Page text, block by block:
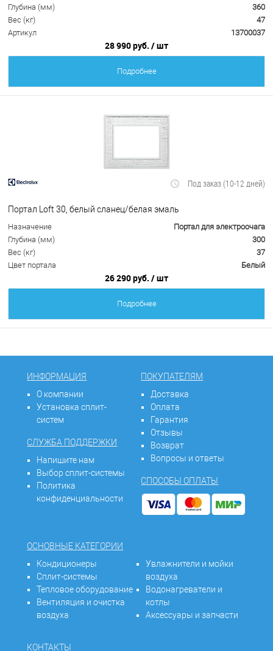
Глубина (мм)
360
Вес (кг)
47
Артикул
13700037
28 990 руб. / шт
Подробнее
Под заказ (10-12 дней)
Портал Loft 30, белый сланец/белая эмаль
Назначение
Портал для электроочага
Глубина (мм)
300
Вес (кг)
37
Цвет портала
Белый
26 290 руб. / шт
Подробнее
ИНФОРМАЦИЯ
О компании
Установка сплит-
систем
СЛУЖБА ПОДДЕРЖКИ
Напишите нам
Выбор сплит-системы
Политика
конфиденциальности
ПОКУПАТЕЛЯМ
Доставка
Оплата
Гарантия
Отзывы
Возврат
Вопросы и ответы
СПОСОБЫ ОПЛАТЫ
ОСНОВНЫЕ КАТЕГОРИИ
Кондиционеры
Сплит-системы
Тепловое оборудование
Вентиляция и очистка
воздуха
Увлажнители и мойки
воздуха
Водонагреватели и
котлы
Аксессуары и запчасти
КОНТАКТЫ